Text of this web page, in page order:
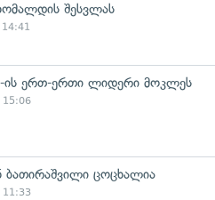
შესვლას
14:41
ის ერთ-ერთი ლიდერი მოკლეს
15:06
ბათირაშვილი ცოცხალია
11:33